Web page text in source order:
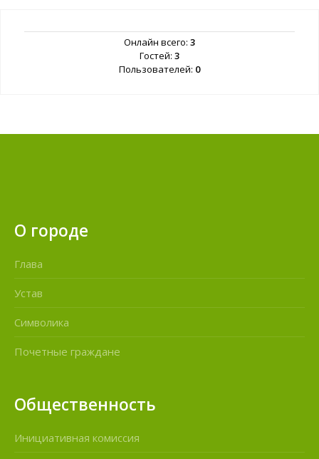
Онлайн всего: 3
Гостей: 3
Пользователей: 0
О городе
Глава
Устав
Символика
Почетные граждане
Общественность
Инициативная комиссия